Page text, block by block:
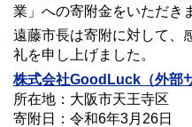
業」への寄附金をいただき
遠藤市長は寄附に対して、
礼を申し上げました。
株式会社GoodLuck（外部
所在地：大阪市天王寺区
寄附日：令和6年3月26日